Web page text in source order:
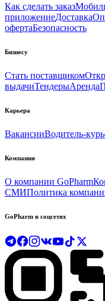
Как сделать заказ
приложениеДоставка
офертаБезопасность
Бизнесу
Стать поставщиком
выдачиТендерыАренда
Карьера
ВакансииВодитель-
Компания
О компании GoPharm
СМИПолитика
GoPharm в соцсетях